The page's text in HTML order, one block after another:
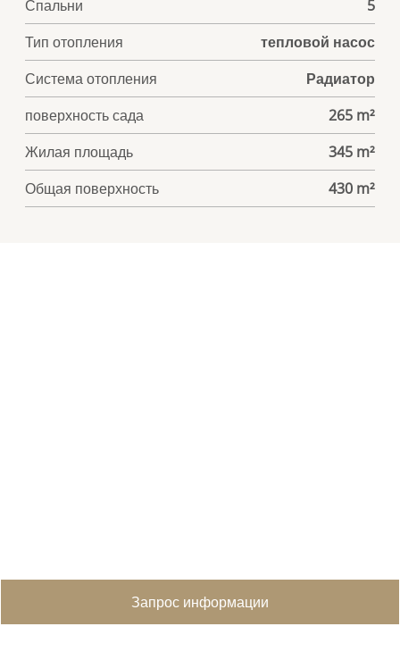
Спальни
5
Тип отопления
тепловой насос
Система отопления
Радиатор
поверхность сада
265 m²
Жилая площадь
345 m²
Общая поверхность
430 m²
Запрос информации